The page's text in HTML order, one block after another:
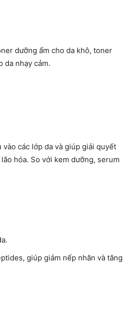
dưỡng ẩm cho da khô, toner
da nhạy cảm.
các lớp da và giúp giải quyết
hóa. So với kem dưỡng, serum
giúp giảm nếp nhăn và tăng